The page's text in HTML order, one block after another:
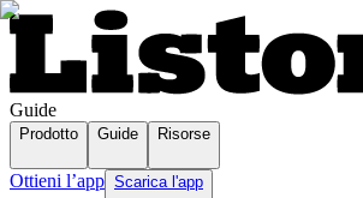
Guide
Prodotto Guide Risorse
Ottieni l’app Scarica l'app